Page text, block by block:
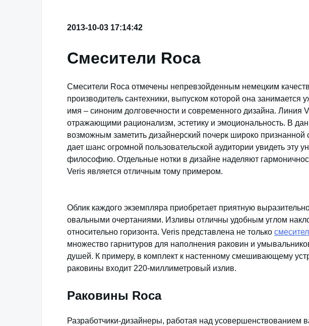
2013-10-03 17:14:42
Смесители Roca
Смесители Roca отмечены непревзойденным немецким
производитель сантехники, выпуском которой она занимается
имя – синоним долговечности и современного дизайна. Линия
отражающими рационализм, эстетику и эмоциональность. В
возможным заметить дизайнерский почерк широко признанной
дает шанс огромной пользовательской аудитории увидеть эту
философию. Отдельные нотки в дизайне наделяют
Veris является отличным тому примером.
Облик каждого экземпляра приобретает приятную
овальными очертаниями. Изливы отличны удобным углом
относительно горизонта. Veris представлена не только
множество гарнитуров для наполнения раковин и
душей. К примеру, в комплект к настенному смешивающему
раковины входит 220-миллиметровый излив.
Раковины Roca
Разработчики-дизайнеры, работая над усовершенствованием